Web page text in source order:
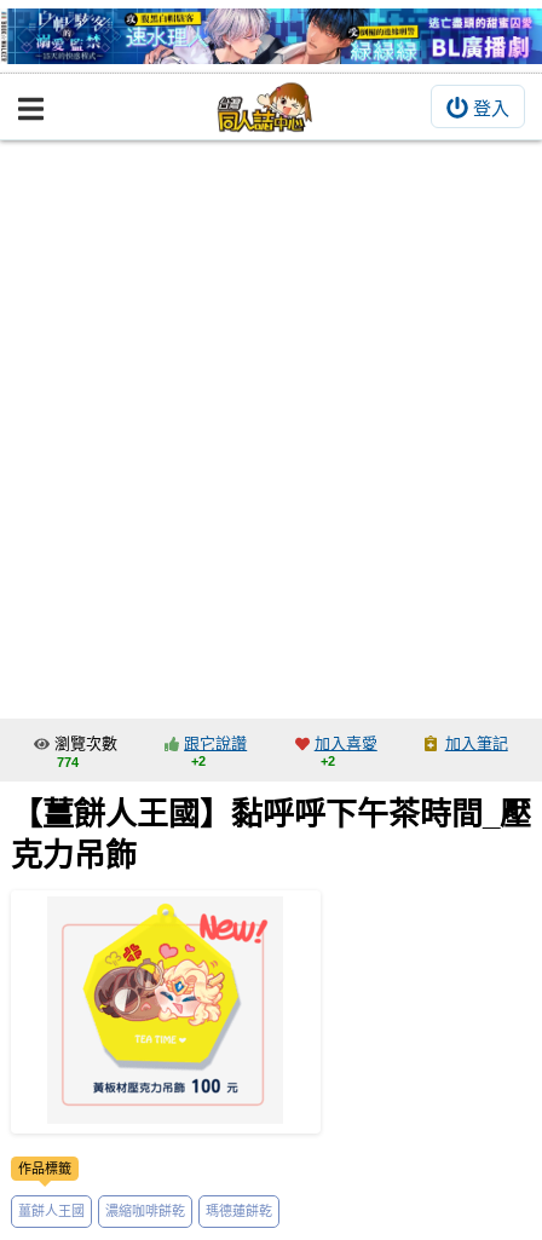
登入
BOOKY書集倉庫
交流中心
攤位轉讓區
會員功能選單
註冊會員
登入
瀏覽次數
774
跟它說讚
+2
加入喜愛
+2
加入筆記
【薑餅人王國】黏呼呼下午茶時間_壓
克力吊飾
作品標籤
薑餅人王國 濃縮咖啡餅乾 瑪德蓮餅乾